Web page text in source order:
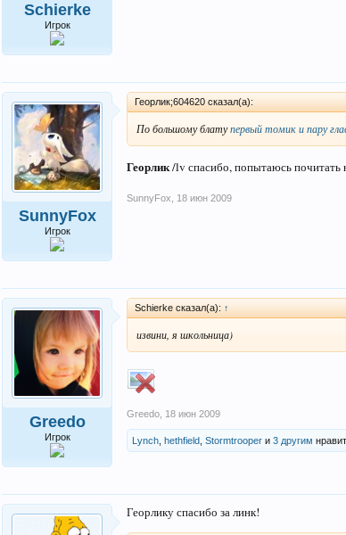
Schierke
Игрок
SunnyFox
Игрок
Георлик;604620 сказал(а):
По большому блатупервый томик и пару
Георлик/lv спасибо, попытаюсь почитать
SunnyFox 18 июн 2009
Greedo
Игрок
Schierke сказал(а): ↑
извини, я школьница)
Greedo 18 июн 2009
Lynch hethfield Stormtrooper и 3 другим
Георлику спасибо за линк!